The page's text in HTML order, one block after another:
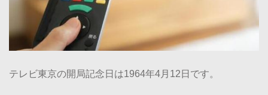
テレビ東京の開局記念日は1964年4月12日です。